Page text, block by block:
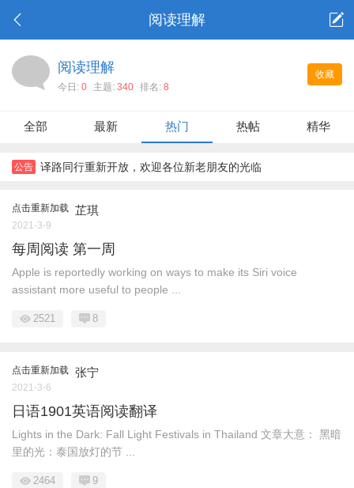
阅读理解
收藏
阅读理解
今日: 0 主题: 340 排名: 8
全部 最新 热门 热帖 精华
公告 译路同行重新开放，欢迎各位新老朋友的光临
点击重新加载 芷琪
2021-3-9
每周阅读 第一周
Apple is reportedly working on ways to make its Siri voice
assistant more useful to people ...
2521 8
点击重新加载 张宁
2021-3-6
日语1901英语阅读翻译
Lights in the Dark: Fall Light Festivals in Thailand 文章大意： 黑暗
里的光：泰国放灯的节 ...
2464 9